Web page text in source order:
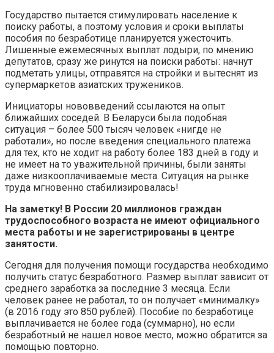
Государство пытается стимулировать население к
поиску работы, а поэтому условия и сроки выплаты
пособия по безработице планируется ужесточить.
Лишенные ежемесячных выплат лодыри, по мнению
депутатов, сразу же ринутся на поиски работы: начнут
подметать улицы, отправятся на стройки и вытеснят из
супермаркетов азиатских тружеников.
Инициаторы нововведений ссылаются на опыт
ближайших соседей. В Беларуси была подобная
ситуация – более 500 тысяч человек «нигде не
работали», но после введения специального платежа
для тех, кто не ходит на работу более 183 дней в году и
не имеет на то уважительной причины, были заняты
даже низкооплачиваемые места. Ситуация на рынке
труда мгновенно стабилизировалась!
На заметку! В России 20 миллионов граждан
трудоспособного возраста не имеют официального
места работы и не зарегистрированы в центре
занятости.
Сегодня для получения помощи государства необходимо
получить статус безработного. Размер выплат зависит от
среднего заработка за последние 3 месяца. Если
человек ранее не работал, то он получает «минималку»
(в 2016 году это 850 рублей). Пособие по безработице
выплачивается не более года (суммарно), но если
безработный не нашел новое место, можно обратится за
помощью повторно.